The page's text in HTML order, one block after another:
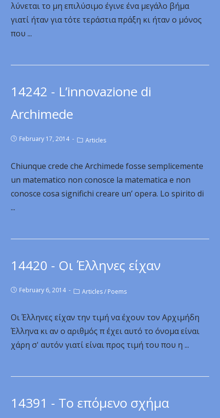
λύνεται το μη επιλύσιμο έγινε ένα μεγάλο βήμα
γιατί ήταν για τότε τεράστια πράξη κι ήταν ο μόνος
που ...
14242 - L’innovazione di
Archimede
February 17, 2014 Articles
Chiunque crede che Archimede fosse semplicemente
un matematico non conosce la matematica e non
conosce cosa significhi creare un’ opera. Lo spirito di
...
14420 - Οι Έλληνες είχαν
February 6, 2014 Articles / Poems
Οι Έλληνες είχαν την τιμή να έχουν τον Αρχιμήδη
Έλληνα κι αν ο αριθμός π έχει αυτό το όνομα είναι
χάρη σ' αυτόν γιατί είναι προς τιμή του που η ...
14391 - Το επόμενο σχήμα